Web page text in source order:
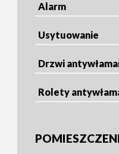
Alarm
Usytuowanie
Drzwi
Rolety